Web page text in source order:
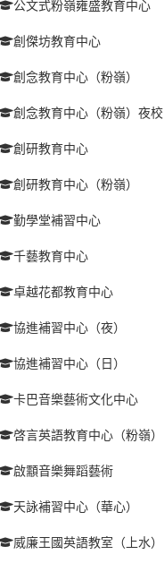
公文式粉嶺雍盛教育中心
創傑坊教育中心
創念教育中心（粉嶺）
創念教育中心（粉嶺）夜校
創研教育中心
創研教育中心（粉嶺）
勤學堂補習中心
千藝教育中心
卓越花都教育中心
協進補習中心（夜）
協進補習中心（日）
卡巴音樂藝術文化中心
啓言英語教育中心（粉嶺）
啟顬音樂舞蹈藝術
天詠補習中心（華心）
威廉王國英語教室（上水）